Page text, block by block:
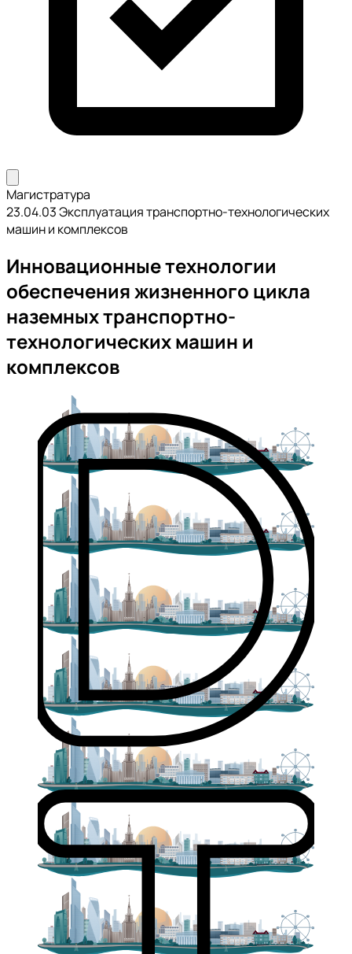
Магистратура
23.04.03 Эксплуатация транспортно-технологических
машин и комплексов
Инновационные технологии
обеспечения жизненного цикла
наземных транспортно-
технологических машин и
комплексов